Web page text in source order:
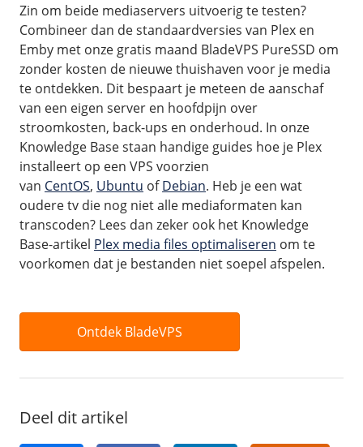
Zin om beide mediaservers uitvoerig te testen?
Combineer dan de standaardversies van Plex en
Emby met onze gratis maand BladeVPS PureSSD om
zonder kosten de nieuwe thuishaven voor je media
te ontdekken. Dit bespaart je meteen de aanschaf
van een eigen server en hoofdpijn over
stroomkosten, back-ups en onderhoud. In onze
Knowledge Base staan handige guides hoe je Plex
installeert op een VPS voorzien
van CentOS, Ubuntu ofDebian. Heb je een wat
oudere tv die nog niet alle mediaformaten kan
transcoden? Lees dan zeker ook het Knowledge
Base-artikel Plex media files optimaliseren om te
voorkomen dat je bestanden niet soepel afspelen.
Ontdek BladeVPS
Deel dit artikel